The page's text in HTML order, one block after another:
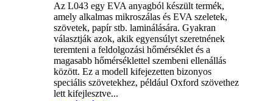
Az L043 egy EVA anyagból készült termék,
amely alkalmas mikroszálas és EVA szeletek,
szövetek, papír stb. laminálására. Gyakran
választják azok, akik egyensúlyt szeretnének
teremteni a feldolgozási hőmérséklet és a
magasabb hőmérséklettel szembeni ellenállás
között. Ez a modell kifejezetten bizonyos
speciális szövetekhez, például Oxford szövethez
lett kifejlesztve...